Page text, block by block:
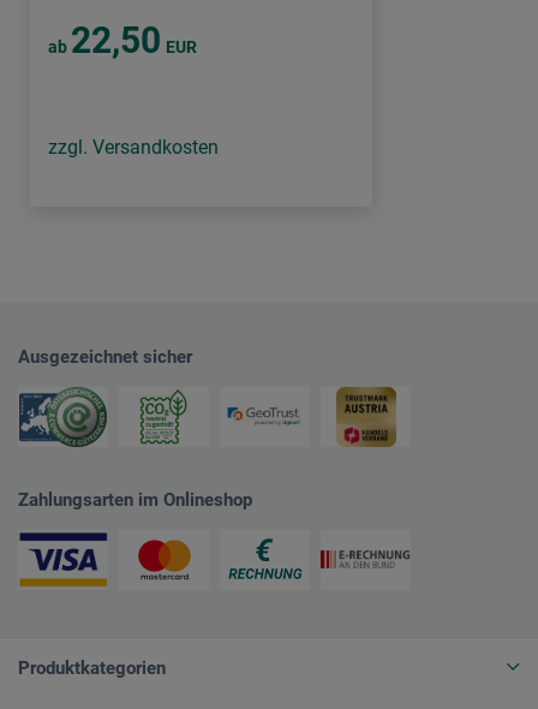
ab 22,50 EUR
zzgl. Versandkosten
Ausgezeichnet sicher
Zahlungsarten im Onlineshop
Produktkategorien